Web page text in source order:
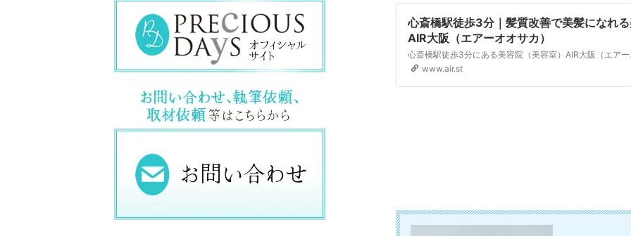
心斎橋駅徒歩3分｜髪質改善で美髪になれ
AIR大阪（エアーオオサカ）
www.air.st